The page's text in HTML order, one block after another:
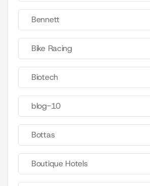
Bennett
Bike Racing
Biotech
blog-10
Bottas
Boutique Hotels